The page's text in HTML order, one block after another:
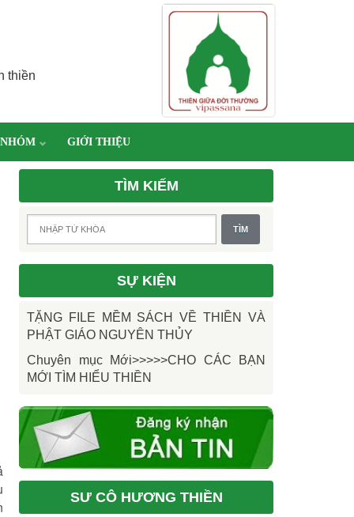
thiền
GIỚI THIỆU
TÌM KIẾM
SỰ KIỆN
TẶNG FILE MỀM SÁCH VỀ THIỀN VÀ
PHẬT GIÁO NGUYÊN THỦY
Chuyên mục Mới>>>>>CHO CÁC BẠN
MỚI TÌM HIỂU THIỀN
SƯ CÔ HƯƠNG THIỀN